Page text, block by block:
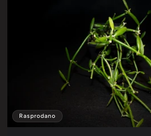
Rasprodano